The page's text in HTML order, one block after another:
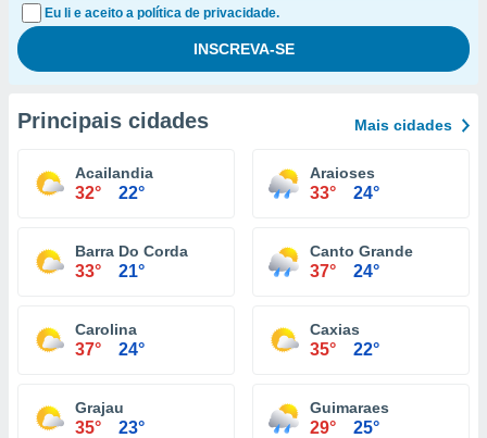
Eu li e aceito a política de privacidade.
Principais cidades Mais cidades
Acailandia
32° 22°
Araioses
33° 24°
Barra Do Corda
33° 21°
Canto Grande
37° 24°
Carolina
37° 24°
Caxias
35° 22°
Grajau
35° 23°
Guimaraes
29° 25°